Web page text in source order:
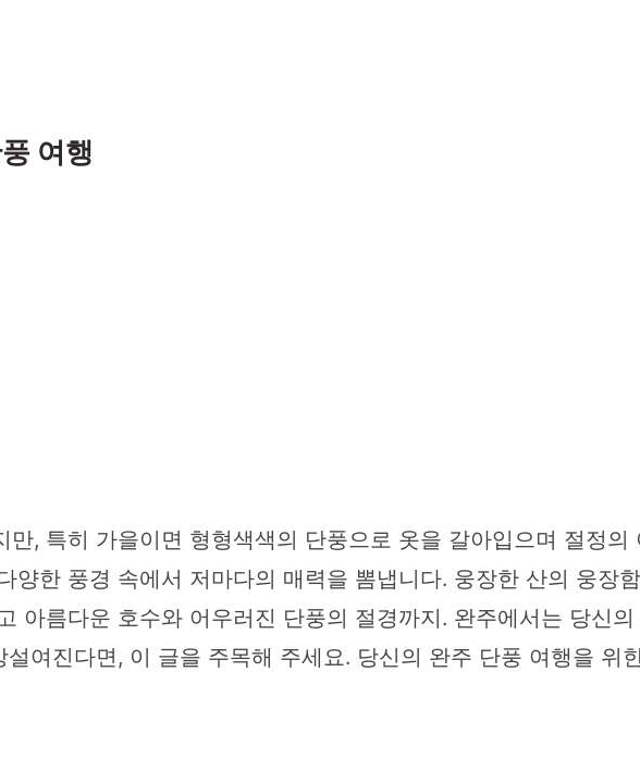
여행
, 특히 가을이면 형형색색의 단풍으로 옷을 갈아입으며 절정의
양한 풍경 속에서 저마다의 매력을 뽐냅니다. 웅장한 산의 웅장
아름다운 호수와 어우러진 단풍의 절경까지. 완주에서는 당신
여진다면, 이 글을 주목해 주세요. 당신의 완주 단풍 여행을 위